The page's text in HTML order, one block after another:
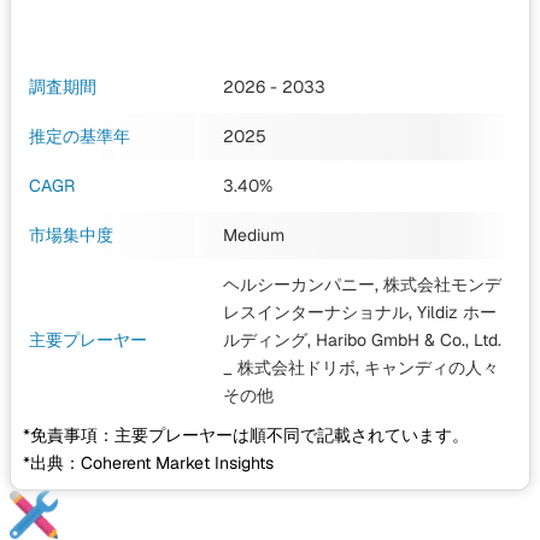
調査期間 2026 - 2033
推定の基準年 2025
CAGR 3.40%
市場集中度 Medium
主要プレーヤー
ヘルシーカンパニー, 株式会社モンデ
レスインターナショナル, Yildiz ホー
ルディング, Haribo GmbH & Co., Ltd.
_ 株式会社ドリボ, キャンディの人々
その他
*免責事項：主要プレーヤーは順不同で記載されています。
*出典：Coherent Market Insights